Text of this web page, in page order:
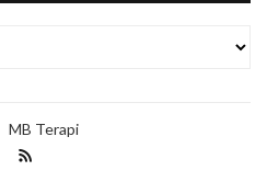
MB Terapi